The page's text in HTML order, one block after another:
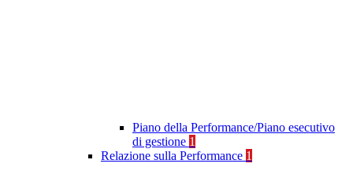
Piano della Performance/Piano esecutivo
di gestione 1
Relazione sulla Performance 1